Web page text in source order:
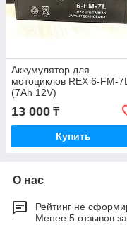
Аккумулятор для
мотоциклов REX 6-FM-
(7Ah 12V)
13 000 ₸
Купить
О нас
Рейтинг не
Менее 5 отзывов